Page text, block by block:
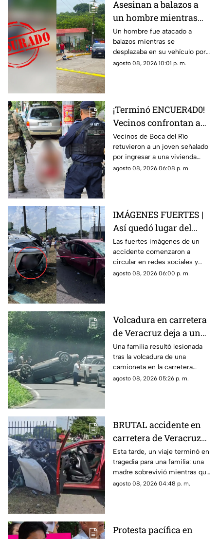
Asesinan a balazos a
un hombre mientras
circulaba en su unidad
en Poza Rica
Un hombre fue atacado a
balazos mientras se
desplazaba en su vehículo por
una colonia de Poza Rica,
agosto 08, 2026 10:01 p. m.
¡Terminó ENCUER4D0!
Vecinos confrontan a
presunto ladrón en
Infonavit de Boca del
Río
Vecinos de Boca del Río
retuvieron a un joven señalado
por ingresar a una vivienda
durante la madrugada y lo
agosto 08, 2026 06:08 p. m.
IMÁGENES FUERTES |
Así quedó lugar del
accidente en carretera
de Veracruz donde un
joven MURIÓ; su madre
está grave
Las fuertes imágenes de un
accidente comenzaron a
circular en redes sociales y
muestran los momentos
agosto 08, 2026 06:00 p. m.
Volcadura en carretera
de Veracruz deja a una
familia lesionada
Una familia resultó lesionada
tras la volcadura de una
camioneta en la carretera
Fortín-Orizaba, donde la
agosto 08, 2026 05:26 p. m.
BRUTAL accidente en
carretera de Veracruz
deja a joven MUERTO y
a su madre gravemente
herida; buscan a sus
familiares
Esta tarde, un viaje terminó en
tragedia para una familia: una
madre sobrevivió mientras que
su hijo murió tras el fuerte
agosto 08, 2026 04:48 p. m.
Protesta pacífica en